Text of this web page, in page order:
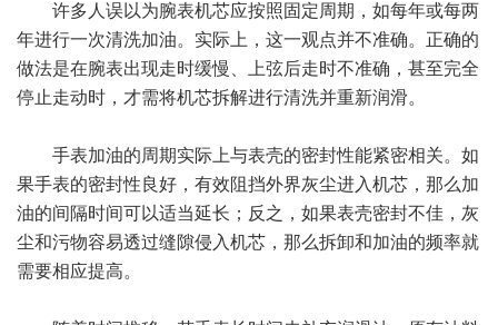
许多人误以为腕表机芯应按照固定周期，如每年或每两
年进行一次清洗加油。实际上，这一观点并不准确。正确的
做法是在腕表出现走时缓慢、上弦后走时不准确，甚至完全
停止走动时，才需将机芯拆解进行清洗并重新润滑。
手表加油的周期实际上与表壳的密封性能紧密相关。如
果手表的密封性良好，有效阻挡外界灰尘进入机芯，那么加
油的间隔时间可以适当延长；反之，如果表壳密封不佳，灰
尘和污物容易透过缝隙侵入机芯，那么拆卸和加油的频率就
需要相应提高。